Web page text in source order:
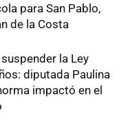
para San Pablo,
de la Costa
la Ley
diputada Paulina
impactó en el